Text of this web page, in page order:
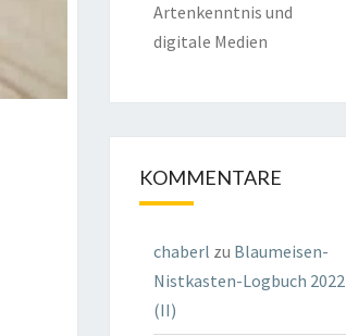
Artenkenntnis und
digitale Medien
KOMMENTARE
chaberl zu Blaumeisen-
Nistkasten-Logbuch 2022
(II)